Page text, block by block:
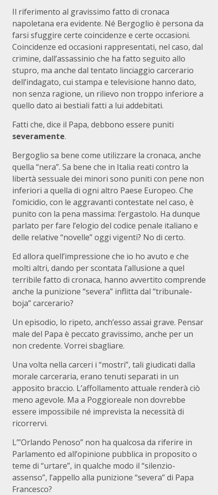
Il riferimento al gravissimo fatto di cronaca
napoletana era evidente. Né Bergoglio è persona da
farsi sfuggire certe coincidenze e certe occasioni.
Coincidenze ed occasioni rappresentati, nel caso, dal
crimine, dall’assassinio che ha fatto seguito allo
stupro, ma anche dal tentato linciaggio carcerario
dell’indagato, cui stampa e televisione hanno dato,
non senza ragione, un rilievo non troppo inferiore a
quello dato ai bestiali fatti a lui addebitati.
Fatti che, dice il Papa, debbono essere puniti
severamente.
Bergoglio sa bene come utilizzare la cronaca, anche
quella “nera”. Sa bene che in Italia reati contro la
libertà sessuale dei minori sono puniti con pene non
inferiori a quella di ogni altro Paese Europeo. Che
l’omicidio, con le aggravanti contestate nel caso, è
punito con la pena massima: l’ergastolo. Ha dunque
parlato per fare l’elogio del codice penale italiano e
delle relative “novelle” oggi vigenti? No di certo.
Ed allora quell’impressione che io ho avuto e che
molti altri, dando per scontata l’allusione a quel
terribile fatto di cronaca, hanno avvertito comprende
anche la punizione “severa” inflitta dal “tribunale-
boja” carcerario?
Un episodio, lo ripeto, anch’esso assai grave. Pensar
male del Papa è peccato gravissimo, anche per un
non credente. Vorrei sbagliare.
Una volta nella carceri i “mostri”, tali giudicati dalla
morale carceraria, erano tenuti separati in un
apposito braccio. L’affollamento attuale renderà ciò
meno agevole. Ma a Poggioreale non dovrebbe
essere impossibile né imprevista la necessità di
ricorrervi.
L’”Orlando Penoso” non ha qualcosa da riferire in
Parlamento ed all’opinione pubblica in proposito o
teme di “urtare”, in qualche modo il “silenzio-
assenso”, l’appello alla punizione “severa” di Papa
Francesco?